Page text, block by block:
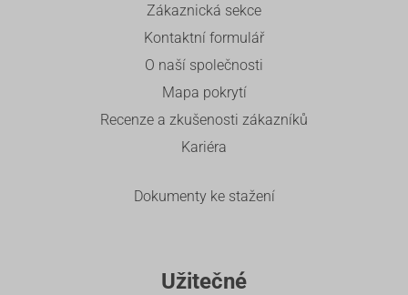
Zákaznická sekce
Kontaktní formulář
O naší společnosti
Mapa pokrytí
Recenze a zkušenosti zákazníků
Kariéra
Dokumenty ke stažení
Užitečné